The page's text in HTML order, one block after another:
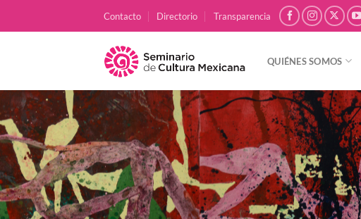
Contacto Directorio Transparencia
QUIÉNES SOMOS